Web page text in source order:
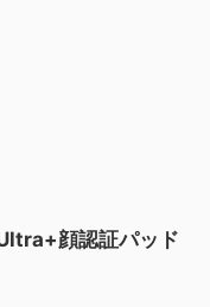
顔認証パッド